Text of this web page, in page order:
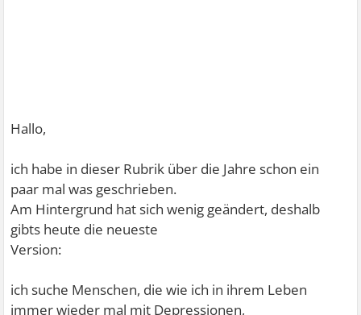
Hallo,
ich habe in dieser Rubrik über die Jahre schon ein
paar mal was geschrieben.
Am Hintergrund hat sich wenig geändert, deshalb
gibts heute die neueste
Version:
ich suche Menschen, die wie ich in ihrem Leben
immer wieder mal mit Depressionen,